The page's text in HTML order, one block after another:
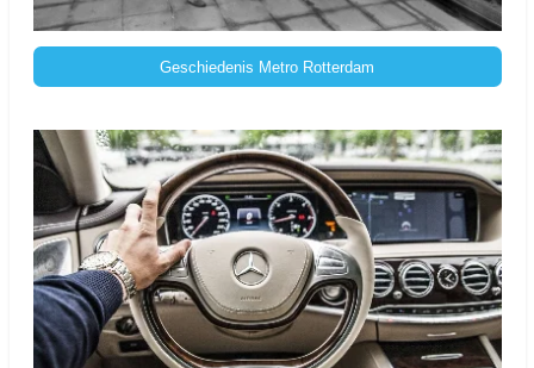
Geschiedenis Metro Rotterdam